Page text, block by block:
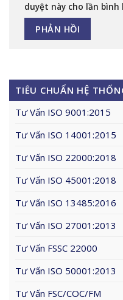
duyệt này cho lần
TIÊU CHUẨN HỆ
Tư Vấn ISO 9001:2015
Tư Vấn ISO 14001:2015
Tư Vấn ISO 22000:2018
Tư Vấn ISO 45001:2018
Tư Vấn ISO 13485:2016
Tư Vấn ISO 27001:2013
Tư Vấn FSSC 22000
Tư Vấn ISO 50001:2013
Tư Vấn FSC/COC/FM